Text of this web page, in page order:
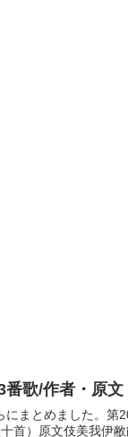
歌/作者・原
にまとめました。第
首）原文伎美我伊